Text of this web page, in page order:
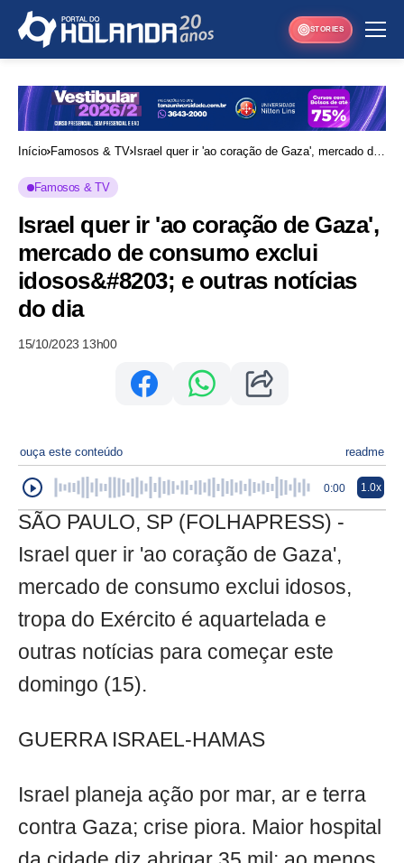
STORIES
Início Famosos & TV Israel quer ir 'ao coração de Gaza', mercado de
Famosos & TV
Israel quer ir 'ao coração de Gaza',
mercado de consumo exclui
idosos&#8203; e outras notícias
do dia
15/10/2023 13h00
ouça este conteúdo readme
0:00 1.0x
SÃO PAULO, SP (FOLHAPRESS) -
Israel quer ir 'ao coração de Gaza',
mercado de consumo exclui idosos,
tropa do Exército é aquartelada e
outras notícias para começar este
domingo (15).
GUERRA ISRAEL-HAMAS
Israel planeja ação por mar, ar e terra
contra Gaza; crise piora. Maior hospital